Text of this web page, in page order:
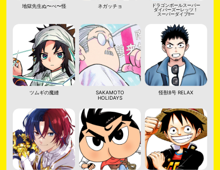
地獄先生ぬ〜べ〜怪 ネガッチョ
ドラゴンボールスーパー
ダイバーズーレッツ！
スーパーダイブ!!ー
ツムギの魔縫
SAKAMOTO
HOLIDAYS
怪獣8号 RELAX